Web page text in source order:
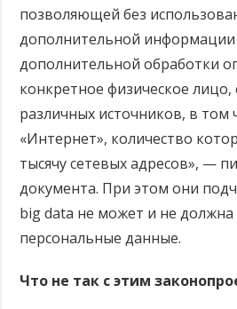
позволяющей без
дополнительной информации
дополнительной обработки
конкретное физическое
различных источников, в том
«Интернет», количество
тысячу сетевых адресов», —
документа. При этом они
big data не может и не должна
персональные данные.
Что не так с этим